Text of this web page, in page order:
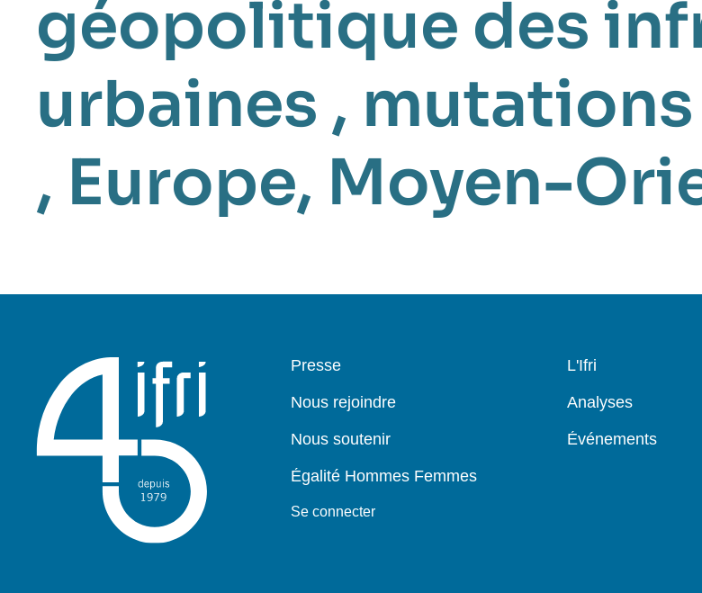
géopolitique des
urbaines ,
, Europe, Moyen-
Pied
Presse
Nous rejoindre
Nous soutenir
Égalité Hommes Femmes
Se connecter
Navigation
L'Ifri
Analyses
Événements